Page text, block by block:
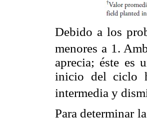
Debido a los
menores a 1.
aprecia; éste es
inicio del ciclo
intermedia y
Para determinar